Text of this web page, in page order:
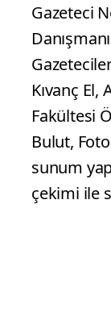
Gazeteci
Kıvanç
Fakültesi
Bulut,
sunum
çekimi ile